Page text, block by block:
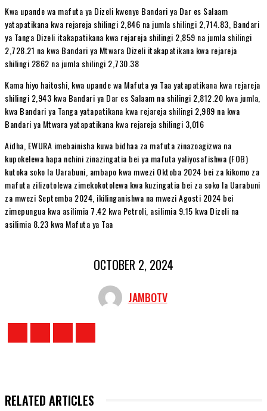
Kwa upande wa mafuta ya Dizeli kwenye Bandari ya Dar es Salaam
yatapatikana kwa rejareja shilingi 2,846 na jumla shilingi 2,714.83, Bandari
ya Tanga Dizeli itakapatikana kwa rejareja shilingi 2,859 na jumla shilingi
2,728.21 na kwa Bandari ya Mtwara Dizeli itakapatikana kwa rejareja
shilingi 2862 na jumla shilingi 2,730.38
Kama hiyo haitoshi, kwa upande wa Mafuta ya Taa yatapatikana kwa rejareja
shilingi 2,943 kwa Bandari ya Dar es Salaam na shilingi 2,812.20 kwa jumla,
kwa Bandari ya Tanga yatapatikana kwa rejareja shilingi 2,989 na kwa
Bandari ya Mtwara yatapatikana kwa rejareja shilingi 3,016
Aidha, EWURA imebainisha kuwa bidhaa za mafuta zinazoagizwa na
kupokelewa hapa nchini zinazingatia bei ya mafuta yaliyosafishwa (FOB)
kutoka soko la Uarabuni, ambapo kwa mwezi Oktoba 2024 bei za kikomo za
mafuta zilizotolewa zimekokotolewa kwa kuzingatia bei za soko la Uarabuni
za mwezi Septemba 2024, ikilinganishwa na mwezi Agosti 2024 bei
zimepungua kwa asilimia 7.42 kwa Petroli, asilimia 9.15 kwa Dizeli na
asilimia 8.23 kwa Mafuta ya Taa
OCTOBER 2, 2024
JAMBOTV
RELATED ARTICLES